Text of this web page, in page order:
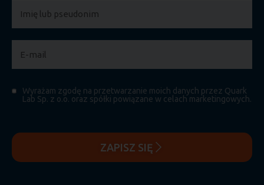
Wyrażam zgodę na przetwarzanie moich danych przez Quark
Lab Sp. z o.o. oraz spółki powiązane w celach marketingowych.
ZAPISZ SIĘ